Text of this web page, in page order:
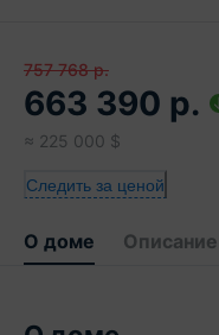
757 768 р.
663 390 р.
≈ 225 000 $
Следить за ценой
О доме Описание